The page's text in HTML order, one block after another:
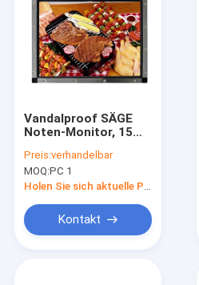
Vandalproof SÄGE
Noten-Monitor, 15
LCD-Monitor
Preis:verhandelbar
MOQ:PC 1
Kontakt